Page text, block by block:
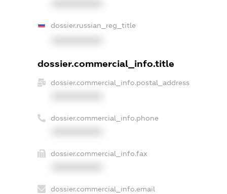
dossier.russian_reg_title
dossier.commercial_info.title
dossier.commercial_info.postal_address
dossier.commercial_info.phone
dossier.commercial_info.fax
dossier.commercial_info.email